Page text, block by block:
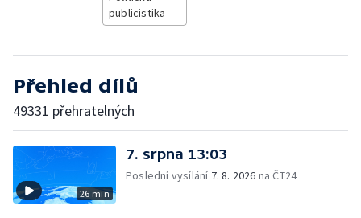
publicistika
Přehled dílů
49331 přehratelných
26 min
7. srpna 13:03
Poslední vysílání 7. 8. 2026 na ČT24